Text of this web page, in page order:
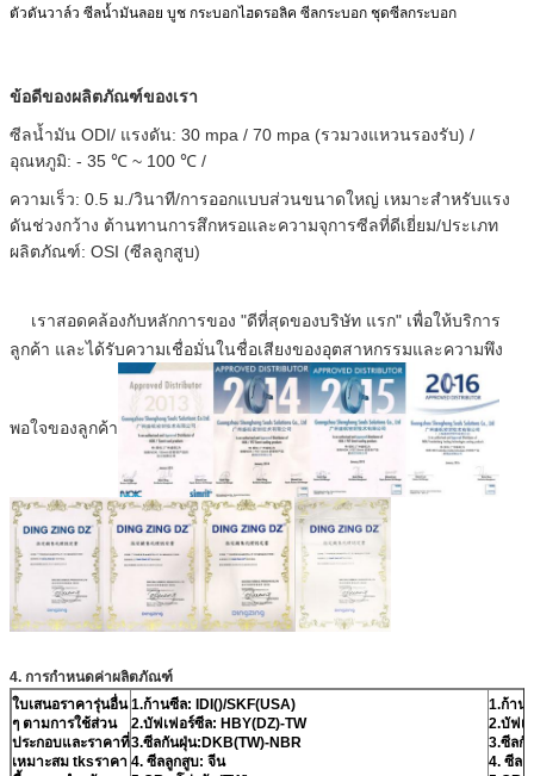
ตัวดันวาล์ว ซีลน้ำมันลอย บูช กระบอกไฮดรอลิค ซีลกระบอก ชุดซีลกระบอก
ข้อดีของผลิตภัณฑ์ของเรา
ซีลน้ำมัน ODI/ แรงดัน: 30 mpa / 70 mpa (รวมวงแหวนรองรับ) /
อุณหภูมิ: - 35 ℃ ~ 100 ℃ /
ความเร็ว: 0.5 ม./วินาที/การออกแบบส่วนขนาดใหญ่ เหมาะสำหรับแรง
ดันช่วงกว้าง ต้านทานการสึกหรอและความจุการซีลที่ดีเยี่ยม/ประเภท
ผลิตภัณฑ์: OSI (ซีลลูกสูบ)
เราสอดคล้องกับหลักการของ "ดีที่สุดของบริษัท แรก" เพื่อให้บริการ
ลูกค้า และได้รับความเชื่อมั่นในชื่อเสียงของอุตสาหกรรมและความพึง
พอใจของลูกค้า
4. การกำหนดค่าผลิตภัณฑ์
ใบเสนอราคารุ่นอื่น
ๆ ตามการใช้ส่วน
ประกอบและราคาที่
เหมาะสม tksราคา
1.ก้านซีล: IDI()/SKF(USA)
2.บัฟเฟอร์ซีล: HBY(DZ)-TW
3.ซีลกันฝุ่น:DKB(TW)-NBR
4. ซีลลูกสูบ: จีน
1.ก้าน
2.บัฟเ
3.ซีลกั
4. ซีล